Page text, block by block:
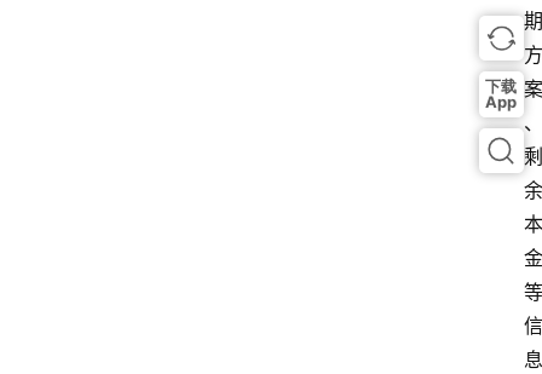
期
方
案
、
剩
余
本
金
等
信
息
下载
App